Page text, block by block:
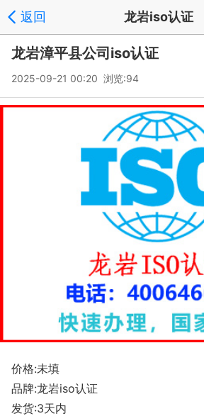
返回 龙岩iso认证
龙岩漳平县公司iso认证
2025-09-21 00:20 浏览:94
价格:未填
品牌:龙岩iso认证
发货:3天内